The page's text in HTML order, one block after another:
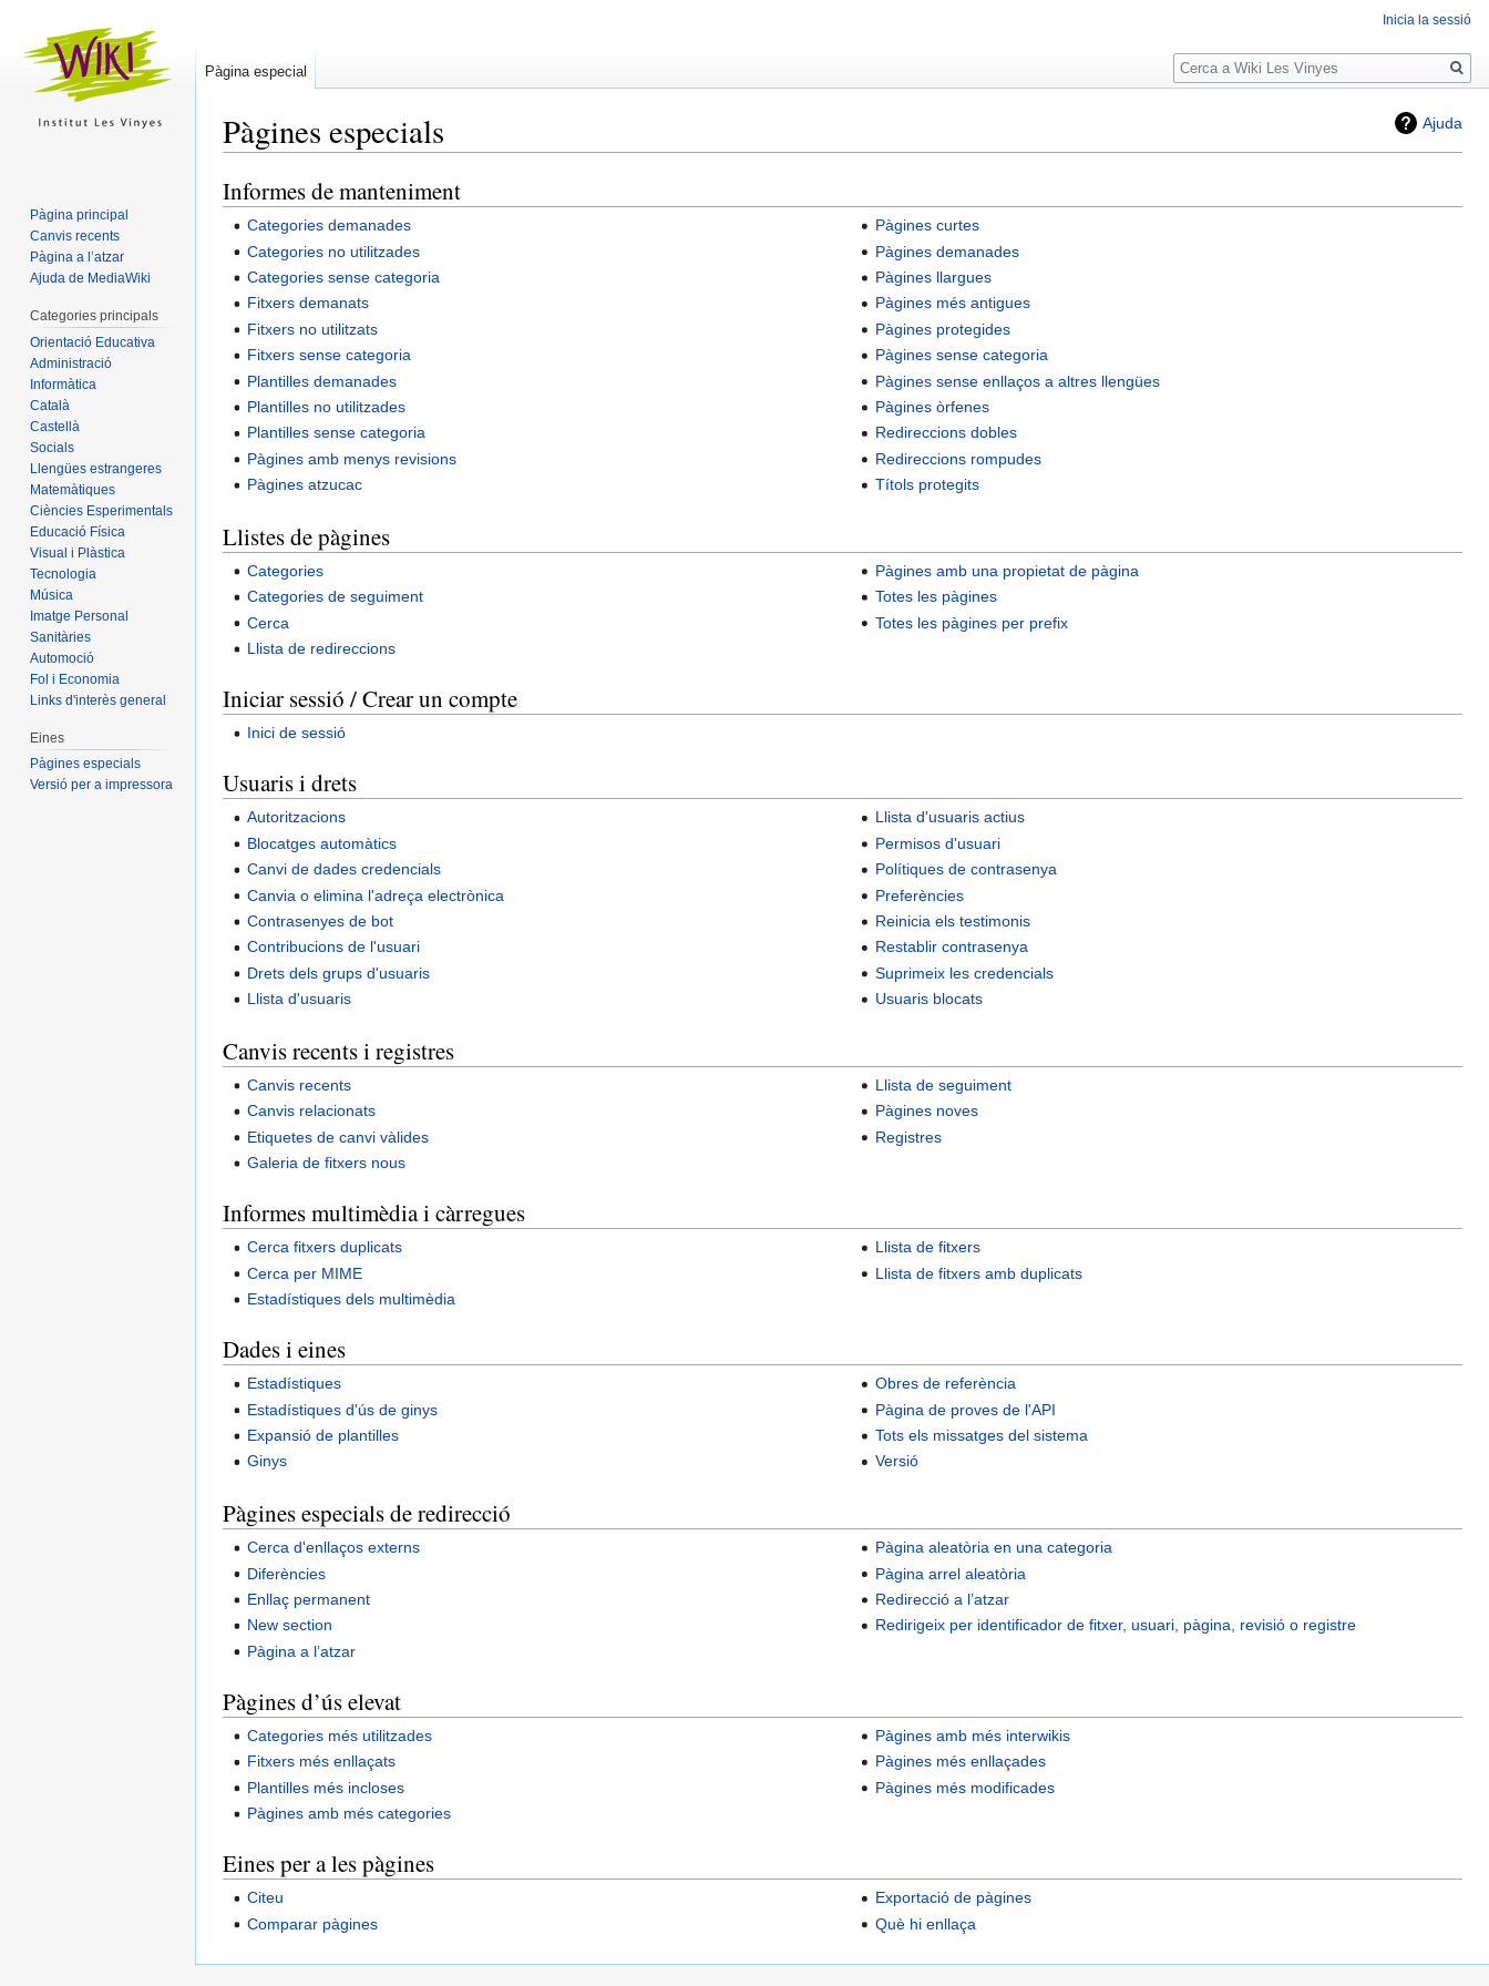
Ajuda
Pàgines especials
Salta
a
navegació
Salta
a
cerca
Informes de manteniment
Categories demanades
Categories no utilitzades
Categories sense categoria
Fitxers demanats
Fitxers no utilitzats
Fitxers sense categoria
Plantilles demanades
Plantilles no utilitzades
Plantilles sense categoria
Pàgines amb menys revisions
Pàgines atzucac
Pàgines curtes
Pàgines demanades
Pàgines llargues
Pàgines més antigues
Pàgines protegides
Pàgines sense categoria
Pàgines sense enllaços a altres llengües
Pàgines òrfenes
Redireccions dobles
Redireccions rompudes
Títols protegits
Llistes de pàgines
Categories
Categories de seguiment
Cerca
Llista de redireccions
Pàgines amb una propietat de pàgina
Totes les pàgines
Totes les pàgines per prefix
Iniciar sessió / Crear un compte
Inici de sessió
Usuaris i drets
Autoritzacions
Blocatges automàtics
Canvi de dades credencials
Canvia o elimina l'adreça electrònica
Contrasenyes de bot
Contribucions de l'usuari
Drets dels grups d'usuaris
Llista d'usuaris
Llista d'usuaris actius
Permisos d'usuari
Polítiques de contrasenya
Preferències
Reinicia els testimonis
Restablir contrasenya
Suprimeix les credencials
Usuaris blocats
Canvis recents i registres
Canvis recents
Canvis relacionats
Etiquetes de canvi vàlides
Galeria de fitxers nous
Llista de seguiment
Pàgines noves
Registres
Informes multimèdia i càrregues
Cerca fitxers duplicats
Cerca per MIME
Estadístiques dels multimèdia
Llista de fitxers
Llista de fitxers amb duplicats
Dades i eines
Estadístiques
Estadístiques d'ús de ginys
Expansió de plantilles
Ginys
Obres de referència
Pàgina de proves de l'API
Tots els missatges del sistema
Versió
Pàgines especials de redirecció
Cerca d'enllaços externs
Diferències
Enllaç permanent
New section
Pàgina a l’atzar
Pàgina aleatòria en una categoria
Pàgina arrel aleatòria
Redirecció a l’atzar
Redirigeix per identificador de fitxer, usuari, pàgina, revisió o registre
Pàgines d’ús elevat
Categories més utilitzades
Fitxers més enllaçats
Plantilles més incloses
Pàgines amb més categories
Pàgines amb més interwikis
Pàgines més enllaçades
Pàgines més modificades
Eines per a les pàgines
Citeu
Comparar pàgines
Exportació de pàgines
Què hi enllaça
Inicia la sessió
Pàgina especial
Cerca
Pàgina principal
Canvis recents
Pàgina a l’atzar
Ajuda de MediaWiki
Categories principals
Orientació Educativa
Administració
Informàtica
Català
Castellà
Socials
Llengües estrangeres
Matemàtiques
Ciències Esperimentals
Educació Física
Visual i Plàstica
Tecnologia
Música
Imatge Personal
Sanitàries
Automoció
Fol i Economia
Links d'interès general
Eines
Pàgines especials
Versió per a impressora